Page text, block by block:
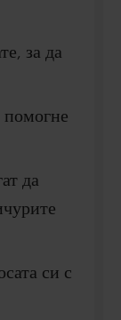
за да
да
си с